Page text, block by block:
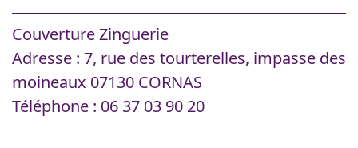
Couverture Zinguerie
Adresse : 7, rue des tourterelles, impasse des
moineaux 07130 CORNAS
Téléphone : 06 37 03 90 20